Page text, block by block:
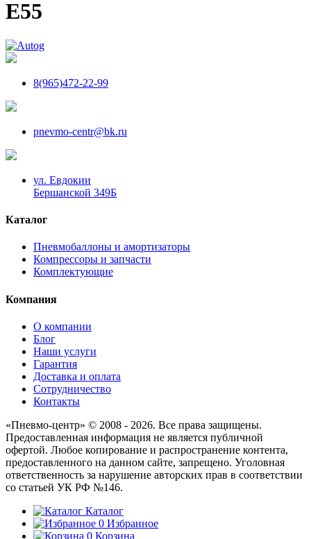
E55
8(965)472-22-99
pnevmo-centr@bk.ru
ул. Евдокии
Бершанской 349Б
Каталог
Пневмобаллоны и амортизаторы
Компрессоры и запчасти
Комплектующие
Компания
О компании
Блог
Наши услуги
Гарантия
Доставка и оплата
Сотрудничество
Контакты
«Пневмо-центр» © 2008 - 2026. Все права защищены.
Предоставленная информация не является публичной
офертой. Любое копирование и распространение контента,
предоставленного на данном сайте, запрещено. Уголовная
ответственность за нарушение авторских прав в соответствии
со статьей УК РФ №146.
Каталог
0 Избранное
0 Корзина